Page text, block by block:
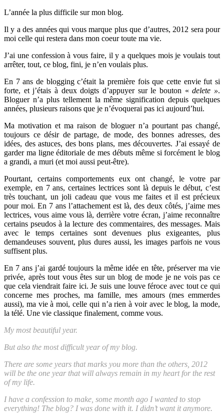
L’année la plus difficile sur mon blog.
Il y a des années qui vous marque plus que d’autres, 2012 sera pour
moi celle qui restera dans mon coeur toute ma vie.
J’ai une confession à vous faire, il y a quelques mois je voulais tout
arrêter, tout, ce blog, fini, je n’en voulais plus.
En 7 ans de blogging c’était la première fois que cette envie fut si
forte, et j’étais à deux doigts d’appuyer sur le bouton «delete ».
Bloguer n’a plus tellement la même signification depuis quelques
années, plusieurs raisons que je n’évoquerai pas ici aujourd’hui.
Ma motivation et ma raison de bloguer n’a pourtant pas changé,
toujours ce désir de partage, de mode, des bonnes adresses, des
idées, des astuces, des bons plans, mes découvertes. J’ai essayé de
garder ma ligne éditoriale de mes débuts même si forcément le blog
a grandi, a muri (et moi aussi peut-être).
Pourtant, certains comportements eux ont changé, le votre par
exemple, en 7 ans, certaines lectrices sont là depuis le début, c’est
très touchant, un joli cadeau que vous me faites et il est précieux
pour moi. En 7 ans l’attachement est là, des deux côtés, j’aime mes
lectrices, vous aime vous là, derrière votre écran, j’aime reconnaître
certains pseudos à la lecture des commentaires, des messages. Mais
avec le temps certaines sont devenues plus exigeantes, plus
demandeuses souvent, plus dures aussi, les images parfois ne vous
suffisent plus.
En 7 ans j’ai gardé toujours la même idée en tête, préserver ma vie
privée, après tout vous êtes sur un blog de mode je ne vois pas ce
que cela viendrait faire ici. Je suis une louve féroce avec tout ce qui
concerne mes proches, ma famille, mes amours (mes emmerdes
aussi), ma vie à moi, celle qui n’a rien à voir avec le blog, la mode,
la télé. Une vie classique finalement, comme vous.
My most beautiful year.
But also the most difficult year of my blog.
There are some years that marks you more than the others, 2012
will be the one year that will always remain in my heart for the rest
of my life.
I have a confession to make, some month ago I wanted to stop
everything! The blog? I was done with it. I didn’t want it anymore.